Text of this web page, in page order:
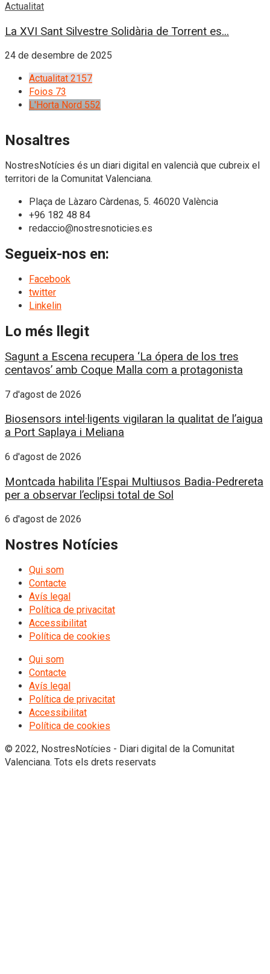
Actualitat
La XVI Sant Silvestre Solidària de Torrent es...
24 de desembre de 2025
Actualitat 2157
Foios 73
L'Horta Nord 552
Nosaltres
NostresNotícies és un diari digital en valencià que cubreix el
territori de la Comunitat Valenciana.
Plaça de Làzaro Càrdenas, 5. 46020 València
+96 182 48 84
redaccio@nostresnoticies.es
Segueix-nos en:
Facebook
twitter
Linkelin
Lo més llegit
Sagunt a Escena recupera ‘La ópera de los tres
centavos’ amb Coque Malla com a protagonista
7 d'agost de 2026
Biosensors intel·ligents vigilaran la qualitat de l’aigua
a Port Saplaya i Meliana
6 d'agost de 2026
Montcada habilita l’Espai Multiusos Badia-Pedrereta
per a observar l’eclipsi total de Sol
6 d'agost de 2026
Nostres Notícies
Qui som
Contacte
Avís legal
Política de privacitat
Accessibilitat
Política de cookies
Qui som
Contacte
Avís legal
Política de privacitat
Accessibilitat
Política de cookies
© 2022, NostresNotícies - Diari digital de la Comunitat
Valenciana. Tots els drets reservats